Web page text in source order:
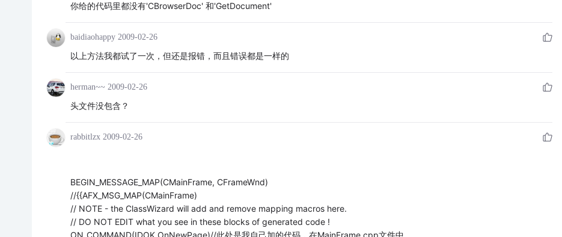
你给的代码里都没有'CBrowserDoc' 和'GetDocument'
baidiaohappy 2009-02-26
以上方法我都试了一次，但还是报错，而且错误都是一样的
herman~~ 2009-02-26
头文件没包含？
rabbitlzx 2009-02-26
BEGIN_MESSAGE_MAP(CMainFrame, CFrameWnd)
//{{AFX_MSG_MAP(CMainFrame)
// NOTE - the ClassWizard will add and remove mapping macros here.
// DO NOT EDIT what you see in these blocks of generated code !
ON_COMMAND(IDOK,OnNewPage)//此处是我自己加的代码，在MainFrame.cpp文件中